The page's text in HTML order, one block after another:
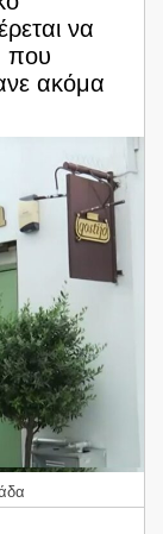
να
που
ακόμα